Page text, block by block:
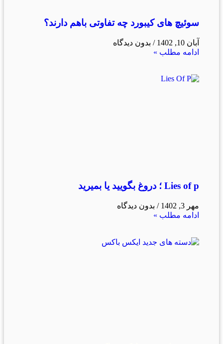
سوئیچ های کیبورد چه تفاوتی باهم دارند؟
آبان 10, 1402
بدون دیدگاه
ادامه مطلب »
Lies of p ؛ دروغ بگویید یا بمیرید
مهر 3, 1402
بدون دیدگاه
ادامه مطلب »